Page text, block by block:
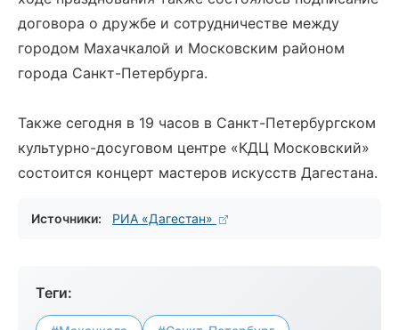
договора о дружбе и сотрудничестве между
городом Махачкалой и Московским районом
города Санкт-Петербурга.
Также сегодня в 19 часов в Санкт-Петербургском
культурно-досуговом центре «КДЦ Московский»
состоится концерт мастеров искусств Дагестана.
Источники: РИА «Дагестан»
Теги: